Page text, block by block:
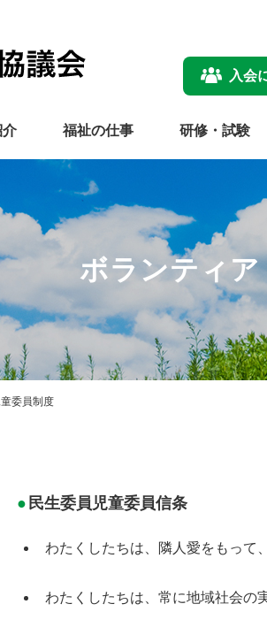
入会
介 福祉の仕事 研修・試験
ボランティア
委員制度
民生委員児童委員信条
わたくしたちは、隣人愛をもって
わたくしたちは、常に地域社会の